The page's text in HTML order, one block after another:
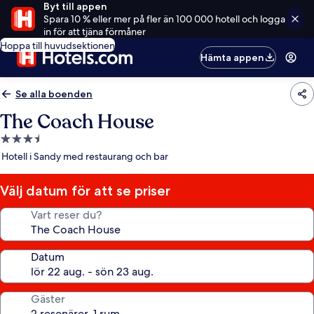
Byt till appen
Spara 10 % eller mer på fler än 100 000 hotell och logga
in för att tjäna förmåner
Hoppa till huvudsektionen
Hämta appen
Se alla boenden
The Coach House
3.5-
stjärnigt
Hotell i Sandy med restaurang och bar
Välj datum för att se priser
Vart reser du?
Datum
Gäster